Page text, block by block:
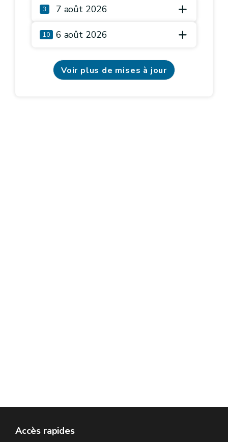
3 7 août 2026
10 6 août 2026
Voir plus de mises à jour
Accès rapides